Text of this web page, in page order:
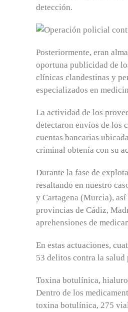
detección.
Posteriormente, eran
oportuna publicidad de
clínicas clandestinas y
especializados en
La actividad de los
detectaron envíos de los
cuentas bancarias
criminal obtenía con su
Durante la fase de
resaltando en nuestro
y Cartagena (Murcia),
provincias de Cádiz,
aprehensiones de
En estas actuaciones,
53 delitos contra la
Toxina botulínica,
Dentro de los
toxina botulínica, 275